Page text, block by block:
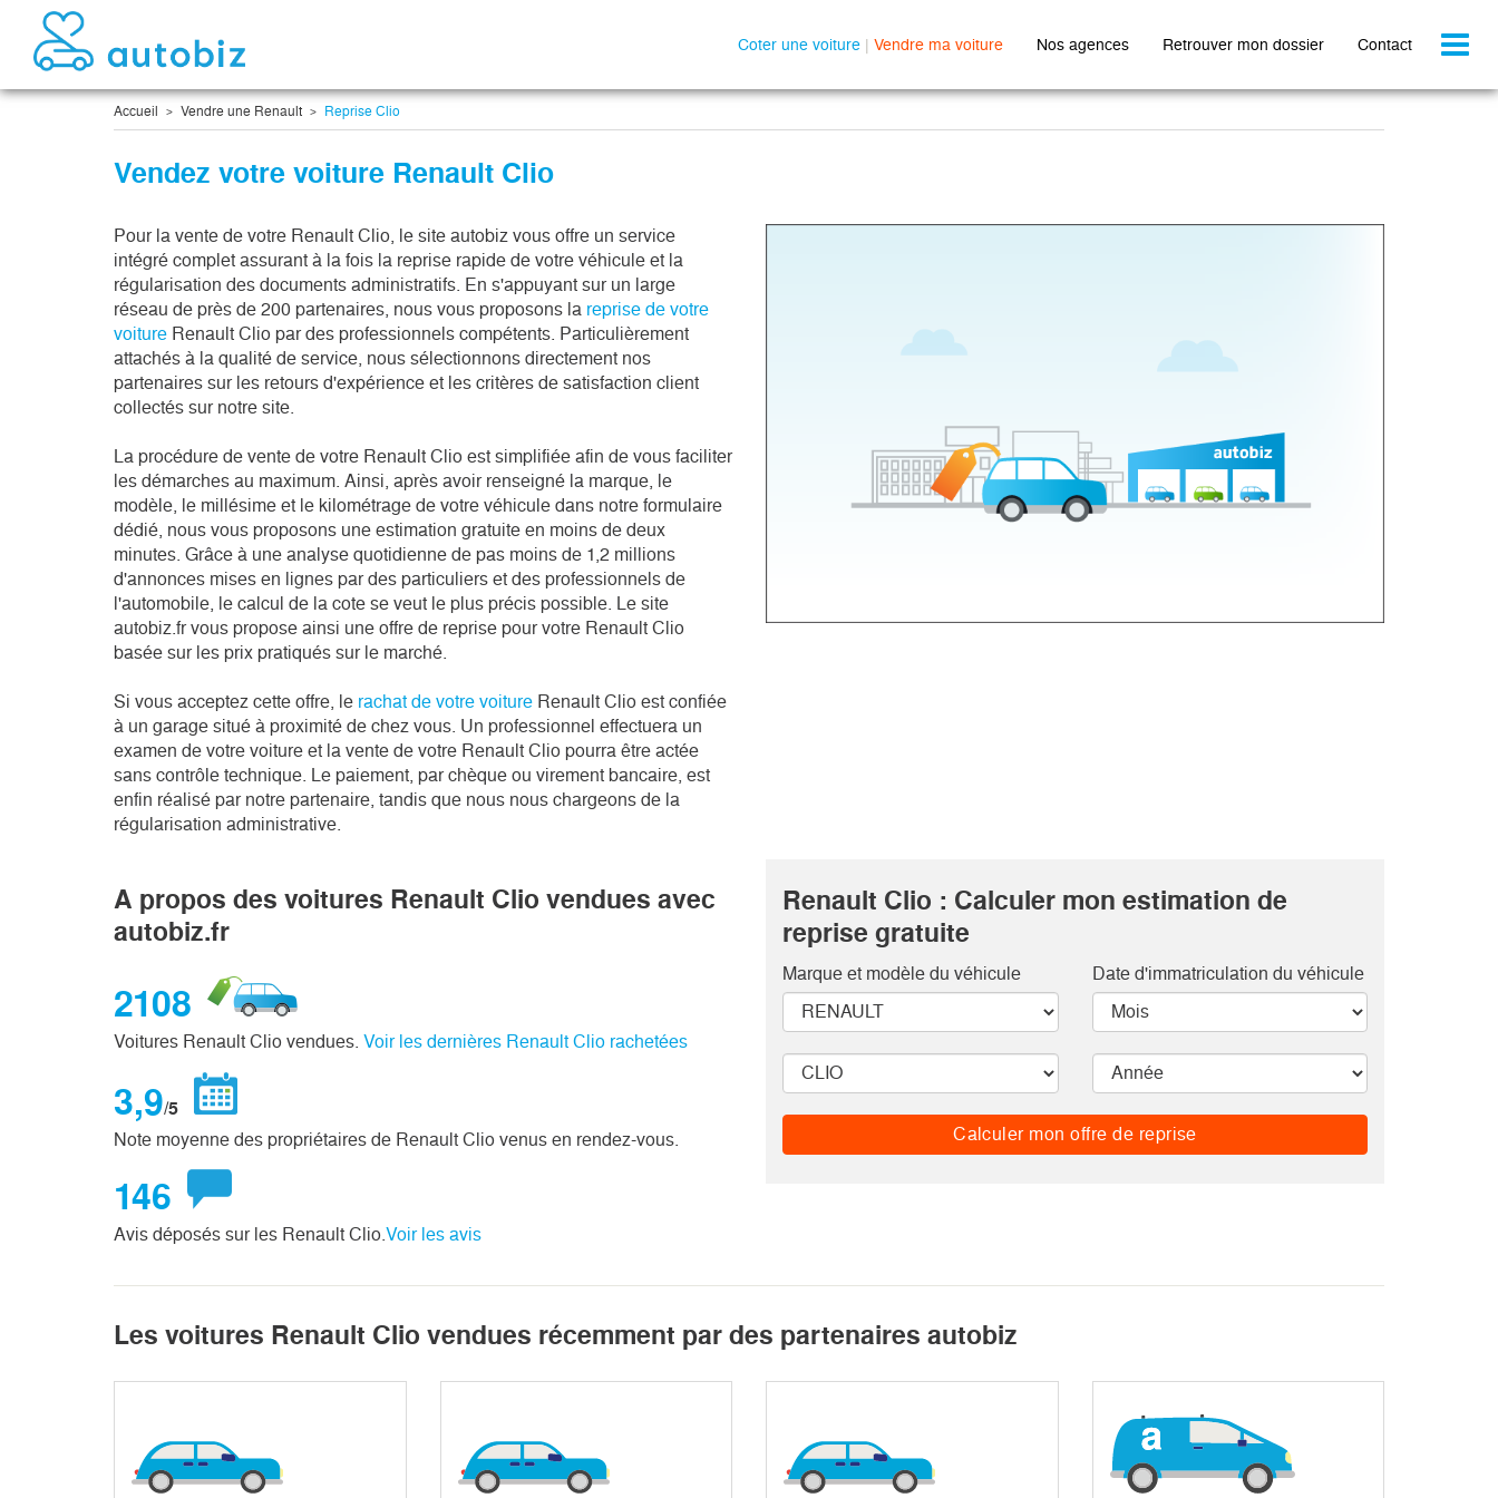
Coter une voiture | Vendre ma voiture Nos agences Retrouver mon dossier Contact
Accueil Vendre une Renault Reprise Clio
Vendez votre voiture Renault Clio
Pour la vente de votre Renault Clio, le site autobiz vous offre un service
intégré complet assurant à la fois la reprise rapide de votre véhicule et la
régularisation des documents administratifs. En s'appuyant sur un large
réseau de près de 200 partenaires, nous vous proposons la reprise de votre
voiture Renault Clio par des professionnels compétents. Particulièrement
attachés à la qualité de service, nous sélectionnons directement nos
partenaires sur les retours d'expérience et les critères de satisfaction client
collectés sur notre site.
La procédure de vente de votre Renault Clio est simplifiée afin de vous faciliter
les démarches au maximum. Ainsi, après avoir renseigné la marque, le
modèle, le millésime et le kilométrage de votre véhicule dans notre formulaire
dédié, nous vous proposons une estimation gratuite en moins de deux
minutes. Grâce à une analyse quotidienne de pas moins de 1,2 millions
d'annonces mises en lignes par des particuliers et des professionnels de
l'automobile, le calcul de la cote se veut le plus précis possible. Le site
autobiz.fr vous propose ainsi une offre de reprise pour votre Renault Clio
basée sur les prix pratiqués sur le marché.
Si vous acceptez cette offre, le rachat de votre voiture Renault Clio est confiée
à un garage situé à proximité de chez vous. Un professionnel effectuera un
examen de votre voiture et la vente de votre Renault Clio pourra être actée
sans contrôle technique. Le paiement, par chèque ou virement bancaire, est
enfin réalisé par notre partenaire, tandis que nous nous chargeons de la
régularisation administrative.
A propos des voitures Renault Clio vendues avec
autobiz.fr
2108
Voitures Renault Clio vendues. Voir les dernières Renault Clio rachetées
3,9/5
Note moyenne des propriétaires de Renault Clio venus en rendez-vous.
146
Avis déposés sur les Renault Clio. Voir les avis
Renault Clio : Calculer mon estimation de
reprise gratuite
Marque et modèle du véhicule Date d'immatriculation du véhicule
Calculer mon offre de reprise
Les voitures Renault Clio vendues récemment par des partenaires autobiz